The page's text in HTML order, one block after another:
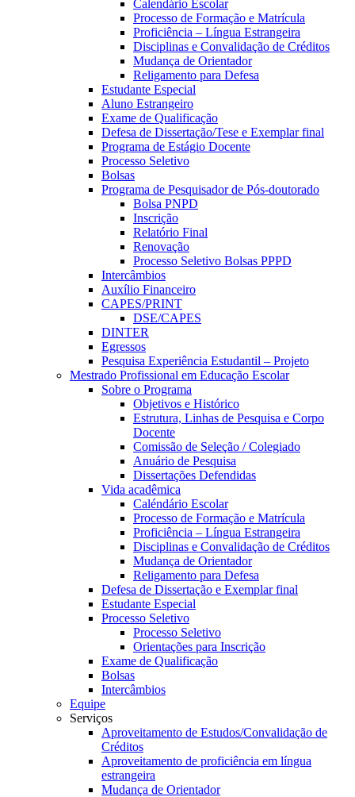
Calendário Escolar
Processo de Formação e Matrícula
Proficiência – Língua Estrangeira
Disciplinas e Convalidação de Créditos
Mudança de Orientador
Religamento para Defesa
Estudante Especial
Aluno Estrangeiro
Exame de Qualificação
Defesa de Dissertação/Tese e Exemplar final
Programa de Estágio Docente
Processo Seletivo
Bolsas
Programa de Pesquisador de Pós-doutorado
Bolsa PNPD
Inscrição
Relatório Final
Renovação
Processo Seletivo Bolsas PPPD
Intercâmbios
Auxílio Financeiro
CAPES/PRINT
DSE/CAPES
DINTER
Egressos
Pesquisa Experiência Estudantil – Projeto
Mestrado Profissional em Educação Escolar
Sobre o Programa
Objetivos e Histórico
Estrutura, Linhas de Pesquisa e Corpo
Docente
Comissão de Seleção / Colegiado
Anuário de Pesquisa
Dissertações Defendidas
Vida acadêmica
Caléndário Escolar
Processo de Formação e Matrícula
Proficiência – Língua Estrangeira
Disciplinas e Convalidação de Créditos
Mudança de Orientador
Religamento para Defesa
Defesa de Dissertação e Exemplar final
Estudante Especial
Processo Seletivo
Processo Seletivo
Orientações para Inscrição
Exame de Qualificação
Bolsas
Intercâmbios
Equipe
Serviços
Aproveitamento de Estudos/Convalidação de
Créditos
Aproveitamento de proficiência em língua
estrangeira
Mudança de Orientador